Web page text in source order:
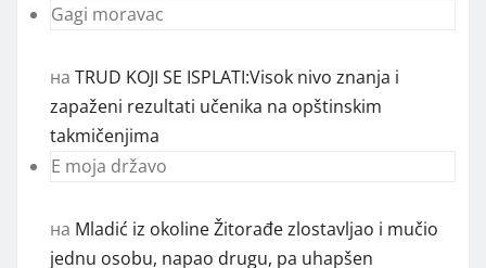
Gagi moravac
на TRUD KOJI SE ISPLATI:Visok nivo znanja i
zapaženi rezultati učenika na opštinskim
takmičenjima
E moja državo
на Mladić iz okoline Žitorađe zlostavljao i mučio
jednu osobu, napao drugu, pa uhapšen